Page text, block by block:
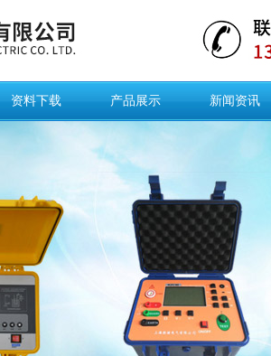
资料下载 产品展示 新闻资讯